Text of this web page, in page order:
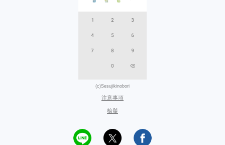
(c)Sesujikinobori
注意事項
檢舉